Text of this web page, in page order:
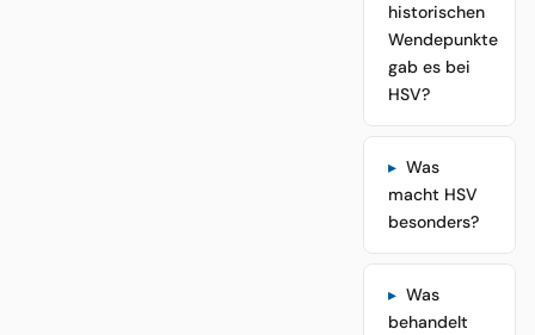
historischen
Wendepunkte
gab es bei
HSV?
Was
macht HSV
besonders?
Was
behandelt